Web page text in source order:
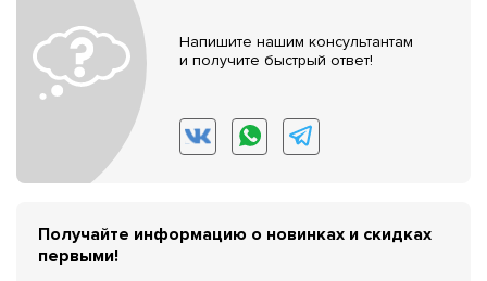
Напишите нашим консультантам
и получите быстрый ответ!
Получайте информацию о новинках и скидках
первыми!